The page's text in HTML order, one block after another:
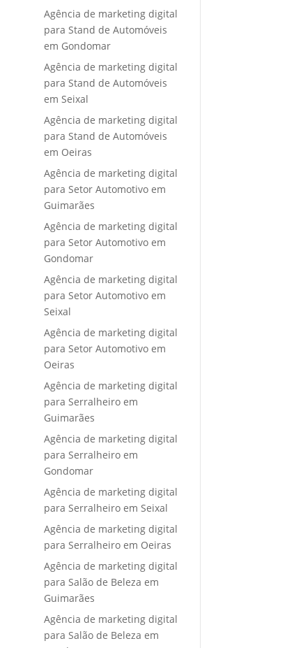
Agência de marketing digital
para Stand de Automóveis
em Gondomar
Agência de marketing digital
para Stand de Automóveis
em Seixal
Agência de marketing digital
para Stand de Automóveis
em Oeiras
Agência de marketing digital
para Setor Automotivo em
Guimarães
Agência de marketing digital
para Setor Automotivo em
Gondomar
Agência de marketing digital
para Setor Automotivo em
Seixal
Agência de marketing digital
para Setor Automotivo em
Oeiras
Agência de marketing digital
para Serralheiro em
Guimarães
Agência de marketing digital
para Serralheiro em
Gondomar
Agência de marketing digital
para Serralheiro em Seixal
Agência de marketing digital
para Serralheiro em Oeiras
Agência de marketing digital
para Salão de Beleza em
Guimarães
Agência de marketing digital
para Salão de Beleza em